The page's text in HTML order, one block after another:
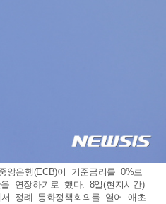
앙은행(ECB)이 기준금리를 0%로
연장하기로 했다. 8일(현지시간)
정례 통화정책회의를 열어 애초